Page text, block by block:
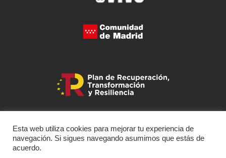
Esta web utiliza cookies para mejorar tu experiencia de
navegación. Si sigues navegando asumimos que estás de
acuerdo.